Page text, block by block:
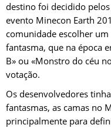
destino foi decidido
evento Minecon Earth
comunidade escolher
fantasma, que na época
B» ou «Monstro do céu
votação.
Os desenvolvedores
fantasmas, as camas no
principalmente para